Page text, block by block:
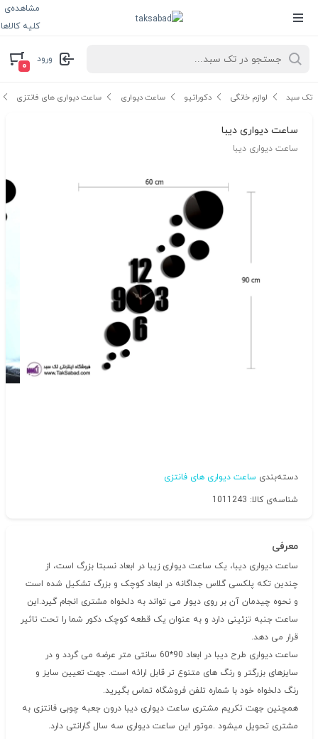
مشاهده‌ی
کلیه کالاها
ورود
۰
تک سبد لوازم خانگی دکوراتیو ساعت دیواری ساعت دیواری های فانتزی
ساعت دیواری دیبا
ساعت دیواری دیبا
دسته‌بندی ساعت دیواری های فانتزی
شناسه‌ی کالا: 1011243
معرفی
ساعت دیواری دیبا، یک ساعت دیواری زیبا در ابعاد نسبتا بزرگ است، از
چندین تکه پلکسی گلاس جداگانه در ابعاد کوچک و بزرگ تشکیل شده است
و نحوه چیدمان آن بر روی دیوار می تواند به دلخواه مشتری انجام گیرد.این
ساعت جنبه تزئینی دارد و به عنوان یک قطعه کوچک دکور شما را تحت تاثیر
قرار می دهد.
ساعت دیواری طرح دیبا در ابعاد 90*60 سانتی متر عرضه می گردد و در
سایزهای بزرگتر و رنگ های متنوع تر قابل ارائه است. جهت تعیین سایز و
رنگ دلخواه خود با شماره تلفن فروشگاه تماس بگیرید.
همچنین جهت تکریم مشتری ساعت دیواری دیبا درون جعبه چوبی فانتزی به
مشتری تحویل میشود .موتور این ساعت دیواری سه سال گارانتی دارد.